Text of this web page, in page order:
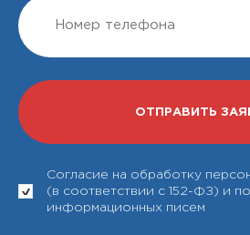
Согласие на обработку
(в соответствии с 152-ФЗ) и
информационных писем